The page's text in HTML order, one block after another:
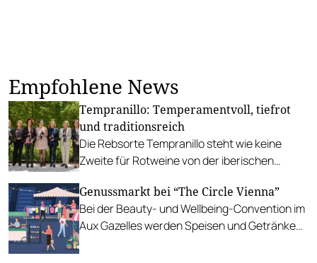
Empfohlene News
Tempranillo: Temperamentvoll, tiefrot
und traditionsreich
Die Rebsorte Tempranillo steht wie keine
Zweite für Rotweine von der iberischen
Spaniens prägt sie besonders die Weine von
Rioja und Ribera del Duero.
Genussmarkt bei “The Circle Vienna”
Bei der Beauty- und Wellbeing-Convention im
Aux Gazelles werden Speisen und Getränke